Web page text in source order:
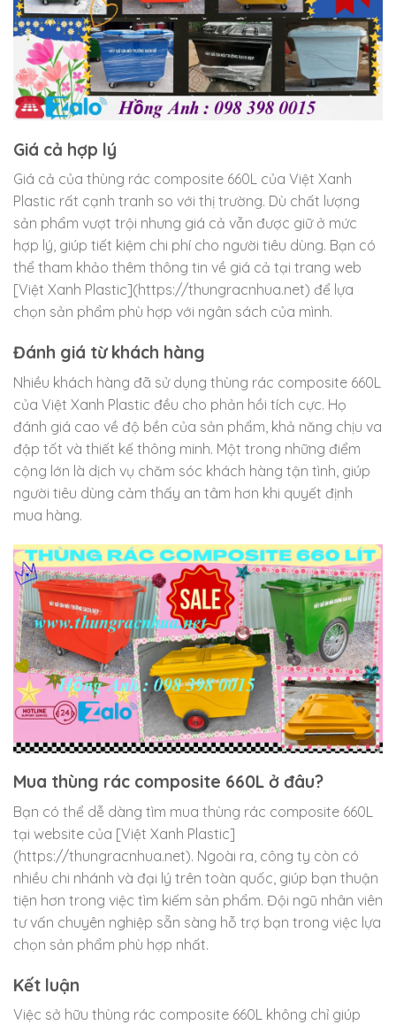
Giá cả hợp lý
Giá cả của thùng rác composite 660L của Việt Xanh
Plastic rất cạnh tranh so với thị trường. Dù chất lượng
sản phẩm vượt trội nhưng giá cả vẫn được giữ ở mức
hợp lý, giúp tiết kiệm chi phí cho người tiêu dùng. Bạn có
thể tham khảo thêm thông tin về giá cả tại trang web
[Việt Xanh Plastic](https://thungracnhua.net) để lựa
chọn sản phẩm phù hợp với ngân sách của mình.
Đánh giá từ khách hàng
Nhiều khách hàng đã sử dụng thùng rác composite 660L
của Việt Xanh Plastic đều cho phản hồi tích cực. Họ
đánh giá cao về độ bền của sản phẩm, khả năng chịu va
đập tốt và thiết kế thông minh. Một trong những điểm
cộng lớn là dịch vụ chăm sóc khách hàng tận tình, giúp
người tiêu dùng cảm thấy an tâm hơn khi quyết định
mua hàng.
Mua thùng rác composite 660L ở đâu?
Bạn có thể dễ dàng tìm mua thùng rác composite 660L
tại website của [Việt Xanh Plastic]
(https://thungracnhua.net). Ngoài ra, công ty còn có
nhiều chi nhánh và đại lý trên toàn quốc, giúp bạn thuận
tiện hơn trong việc tìm kiếm sản phẩm. Đội ngũ nhân viên
tư vấn chuyên nghiệp sẵn sàng hỗ trợ bạn trong việc lựa
chọn sản phẩm phù hợp nhất.
Kết luận
Việc sở hữu thùng rác composite 660L không chỉ giúp